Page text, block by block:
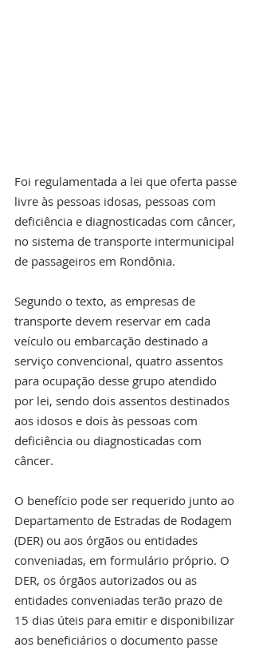
Foi regulamentada a lei que oferta passe
livre às pessoas idosas, pessoas com
deficiência e diagnosticadas com câncer,
no sistema de transporte intermunicipal
de passageiros em Rondônia.
Segundo o texto, as empresas de
transporte devem reservar em cada
veículo ou embarcação destinado a
serviço convencional, quatro assentos
para ocupação desse grupo atendido
por lei, sendo dois assentos destinados
aos idosos e dois às pessoas com
deficiência ou diagnosticadas com
câncer.
O benefício pode ser requerido junto ao
Departamento de Estradas de Rodagem
(DER) ou aos órgãos ou entidades
conveniadas, em formulário próprio. O
DER, os órgãos autorizados ou as
entidades conveniadas terão prazo de
15 dias úteis para emitir e disponibilizar
aos beneficiários o documento passe